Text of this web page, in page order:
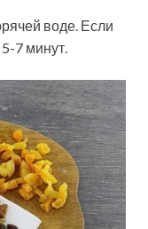
воде. Если
7 минут.